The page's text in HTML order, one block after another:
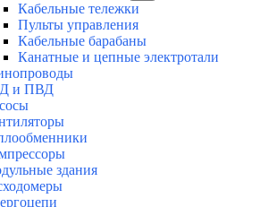
Кабельные тележки
Пульты управления
Кабельные барабаны
Канатные и цепные электротали
и ПВД
здания